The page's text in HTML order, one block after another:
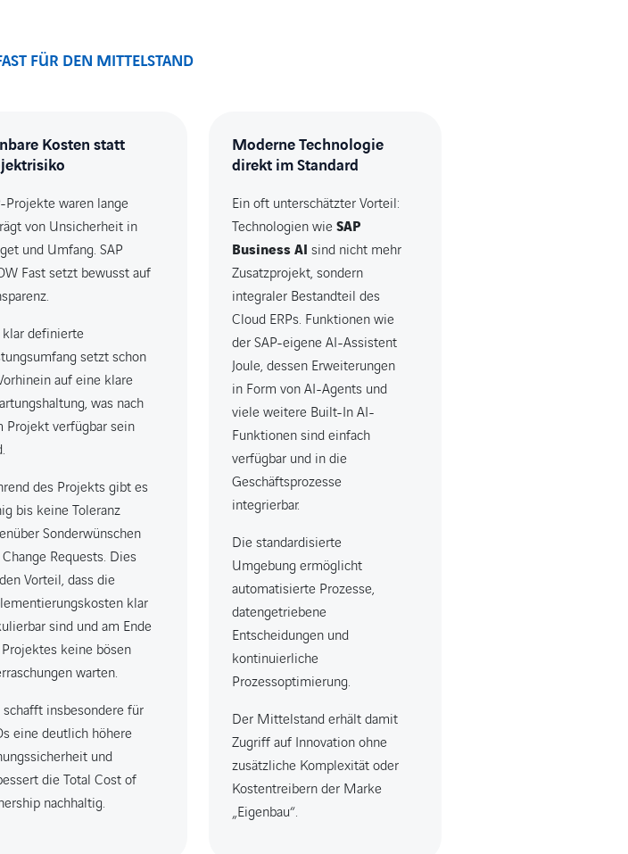
FÜR DEN MITTELSTAND
Kosten statt
Projekte waren lange
von Unsicherheit in
und Umfang. SAP
Fast setzt bewusst auf
klar definierte
setzt schon
auf eine klare
was nach
Projekt verfügbar sein
des Projekts gibt es
bis keine Toleranz
Sonderwünschen
Requests. Dies
Vorteil, dass die
klar
sind und am Ende
keine bösen
warten.
schafft insbesondere für
eine deutlich höhere
und
die Total Cost of
nachhaltig.
Moderne Technologie
direkt im Standard
Ein oft unterschätzter Vorteil:
Technologien wieSAP
Business AI sind nicht mehr
Zusatzprojekt, sondern
integraler Bestandteil des
Cloud ERPs. Funktionen wie
der SAP-eigene AI-Assistent
Joule, dessen Erweiterungen
in Form von AI-Agents und
viele weitere Built-In AI-
Funktionen sind einfach
verfügbar und in die
Geschäftsprozesse
integrierbar.
Die standardisierte
Umgebung ermöglicht
automatisierte Prozesse,
datengetriebene
Entscheidungen und
kontinuierliche
Prozessoptimierung.
Der Mittelstand erhält damit
Zugriff auf Innovation ohne
zusätzliche Komplexität oder
Kostentreibern der Marke
„Eigenbau“.